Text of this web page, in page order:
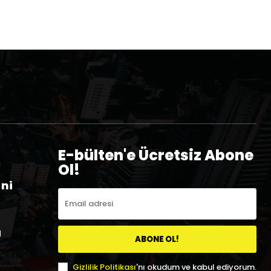
E-bülten'e Ücretsiz Abone
Ol!
ABONE OL!
Gizlilik Politikası'nı okudum ve kabul ediyorum.